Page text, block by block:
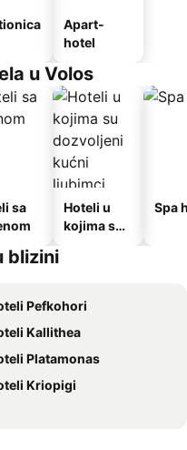
Apart-
hotel
u Volos
sa
Hoteli u
kojima su
Spa
blizini
Pefkohori
Kallithea
Platamonas
Kriopigi